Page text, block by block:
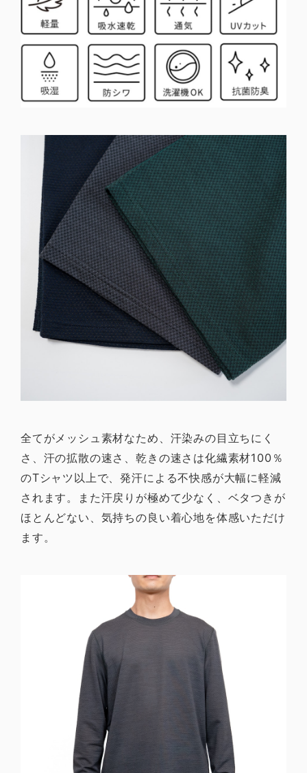
全てがメッシュ素材なため、汗染みの目立ちにく
さ、汗の拡散の速さ、乾きの速さは化繊素材100％
のTシャツ以上で、発汗による不快感が大幅に軽減
されます。また汗戻りが極めて少なく、ベタつきが
ほとんどない、気持ちの良い着心地を体感いただけ
ます。